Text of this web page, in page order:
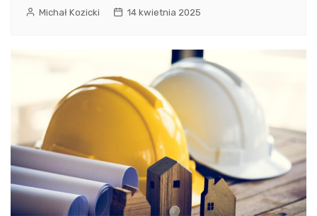
Michał Kozicki 14 kwietnia 2025